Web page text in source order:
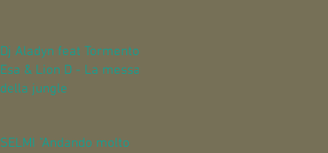
Dj Aladyn feat Tormento,
Esa & Lion D - La messa
della jungle
SELMI "Andando molto